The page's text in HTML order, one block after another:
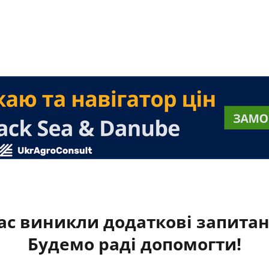
виникли додаткові
Будемо раді допомогти!